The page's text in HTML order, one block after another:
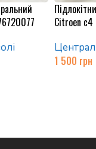
Citroen c4
1 500 грн